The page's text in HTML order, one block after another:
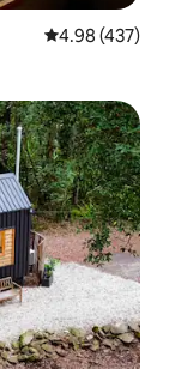
5 पैकी 4.98
4.98 (437)